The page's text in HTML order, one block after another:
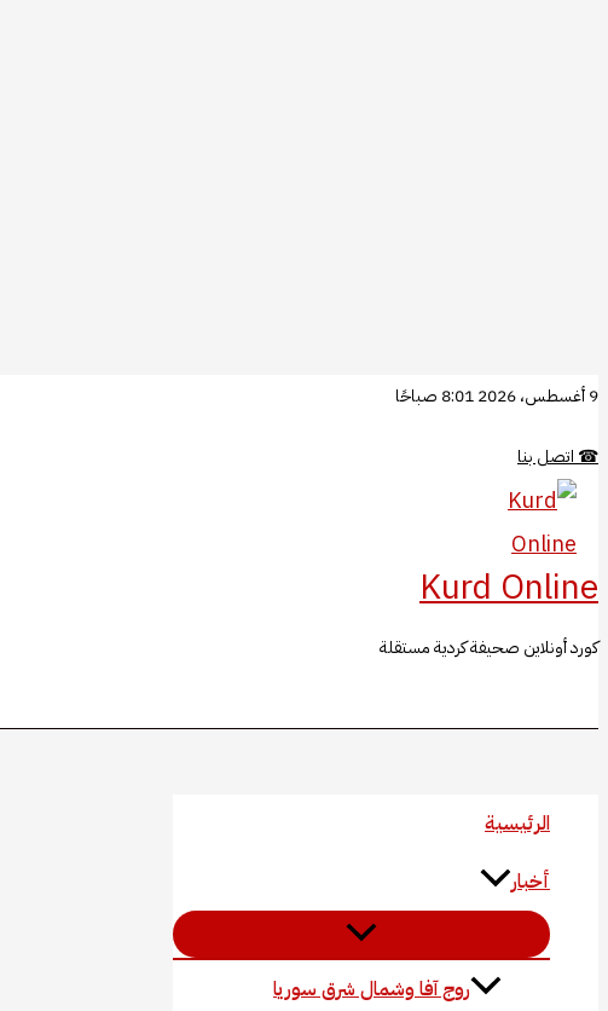
تخطي
المحتوى
9 أغسطس، 2026 8:01 صباحًا
☎ اتصل بنا
Kurd Online
كورد أونلاين صحيفة كردية مستقلة
الرئيسية
أخبار
روج آفا وشمال شرق سوريا